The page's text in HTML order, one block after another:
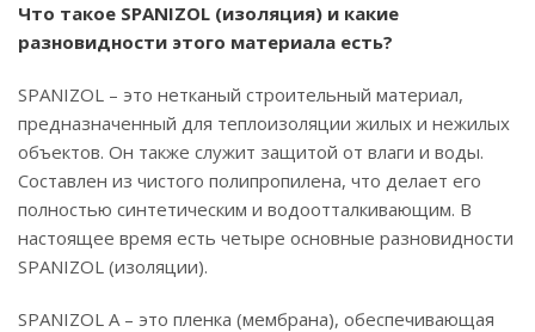
Что такое SPANIZOL (изоляция) и какие
разновидности этого материала есть?
SPANIZOL – это нетканый строительный материал,
предназначенный для теплоизоляции жилых и нежилых
объектов. Он также служит защитой от влаги и воды.
Составлен из чистого полипропилена, что делает его
полностью синтетическим и водоотталкивающим. В
настоящее время есть четыре основные разновидности
SPANIZOL (изоляции).
SPANIZOL А – это пленка (мембрана), обеспечивающая